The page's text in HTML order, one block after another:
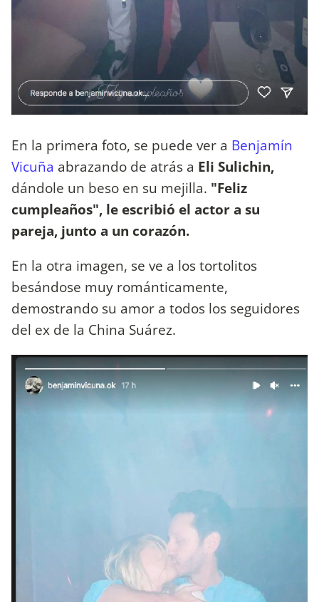
En la primera foto, se puede ver a Benjamín
Vicuña abrazando de atrás a Eli Sulichin,
dándole un beso en su mejilla. "Feliz
cumpleaños", le escribió el actor a su
pareja, junto a un corazón.
En la otra imagen, se ve a los tortolitos
besándose muy románticamente,
demostrando su amor a todos los seguidores
del ex de la China Suárez.